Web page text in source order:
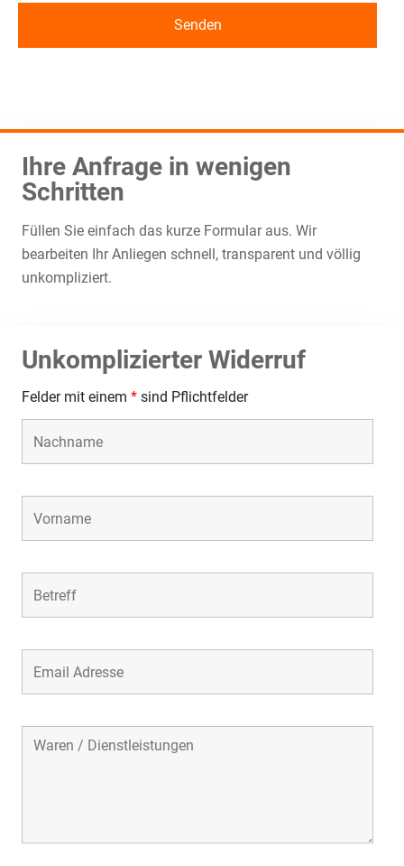
Ihre Anfrage in wenigen
Schritten
Füllen Sie einfach das kurze Formular aus. Wir
bearbeiten Ihr Anliegen schnell, transparent und völlig
unkompliziert.
Unkomplizierter Widerruf
Felder mit einem * sind Pflichtfelder